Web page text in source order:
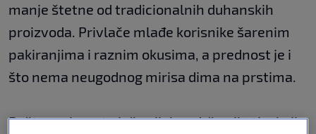
manje štetne od tradicionalnih duhanskih
proizvoda. Privlače mlađe korisnike šarenim
pakiranjima i raznim okusima, a prednost je i
što nema neugodnog mirisa dima na prstima.
Pošto e-cigarete još uvijek sadrže nikotin, koji